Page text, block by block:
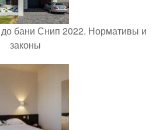
до бани Снип 2022. Нормативы и
законы